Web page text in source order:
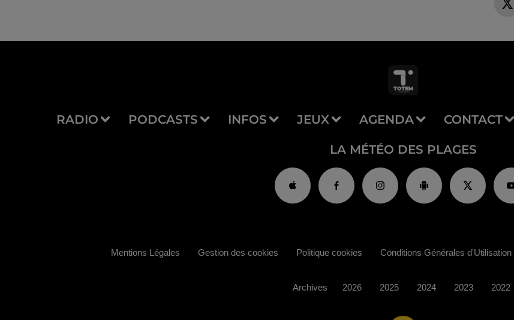
RADIO PODCASTS INFOS JEUX AGENDA CONTACT
LA MÉTÉO DES PLAGES
Mentions Légales Gestion des cookies Politique cookies Conditions Générales d'Utilisation
Archives 2026 2025 2024 2023 2022